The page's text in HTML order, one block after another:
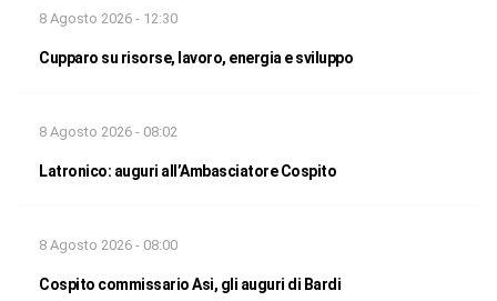
8 Agosto 2026 - 12:30
Cupparo su risorse, lavoro, energia e sviluppo
8 Agosto 2026 - 08:02
Latronico: auguri all’Ambasciatore Cospito
8 Agosto 2026 - 08:00
Cospito commissario Asi, gli auguri di Bardi